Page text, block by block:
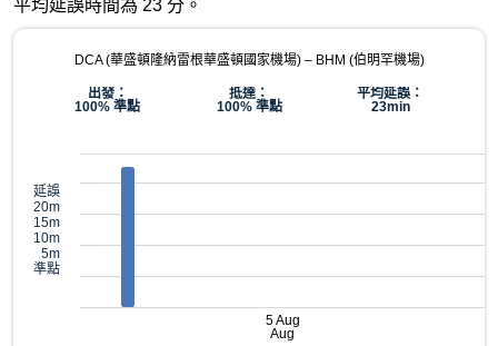
平均延誤時間為 23 分。
DCA (華盛頓隆納雷根華盛頓國家機場) – BHM (伯明罕機場)
出發：
100% 準點
抵達：
100% 準點
平均延誤：
23min
延誤
20m
15m
10m
5m
準點
5 Aug
Aug